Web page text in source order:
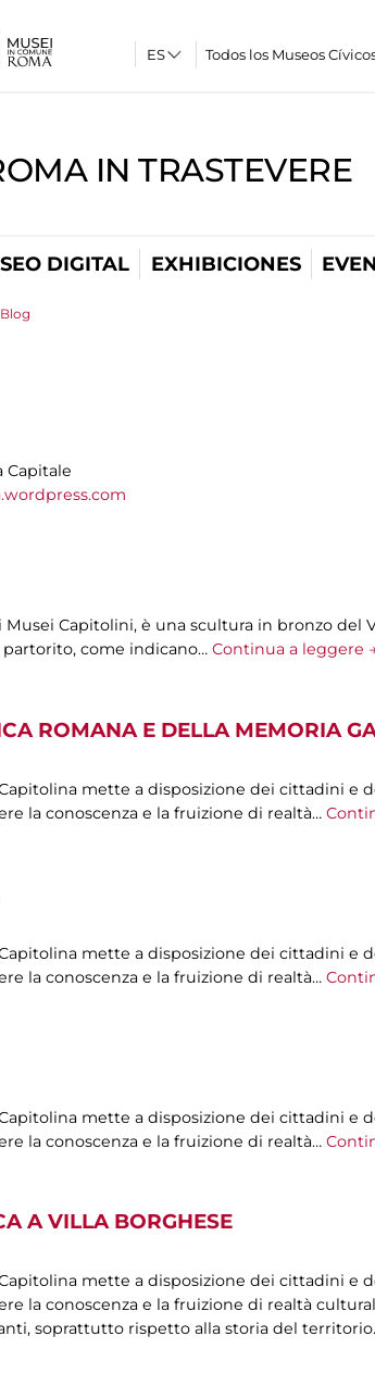
Todos los Museos
IN TRASTEVERE
DIGITAL EXHIBICIONES
Blog
Capitale
Capitolini, è una scultura in bronzo del
come indicano… Continua a leggere →
ROMANA E DELLA MEMORIA
mette a disposizione dei cittadini e
la conoscenza e la fruizione di realtà…
mette a disposizione dei cittadini e
la conoscenza e la fruizione di realtà…
mette a disposizione dei cittadini e
la conoscenza e la fruizione di realtà…
A VILLA BORGHESE
mette a disposizione dei cittadini e
la conoscenza e la fruizione di realtà
soprattutto rispetto alla storia del territorio.